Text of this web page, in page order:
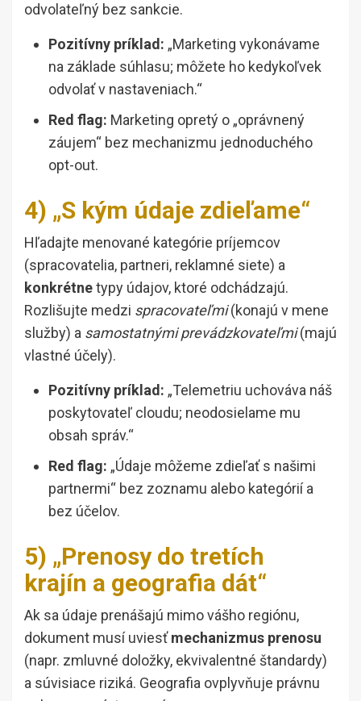
odvolateľný bez sankcie.
Pozitívny príklad: „Marketing vykonávame
na základe súhlasu; môžete ho kedykoľvek
odvolať v nastaveniach.“
Red flag: Marketing opretý o „oprávnený
záujem“ bez mechanizmu jednoduchého
opt-out.
4) „S kým údaje zdieľame“
Hľadajte menované kategórie príjemcov
(spracovatelia, partneri, reklamné siete) a
konkrétnetypy údajov, ktoré odchádzajú.
Rozlišujte medzi spracovateľmi(konajú v mene
služby) a samostatnými prevádzkovateľmi(majú
vlastné účely).
Pozitívny príklad: „Telemetriu uchováva náš
poskytovateľ cloudu; neodosielame mu
obsah správ.“
Red flag: „Údaje môžeme zdieľať s našimi
partnermi“ bez zoznamu alebo kategórií a
bez účelov.
5) „Prenosy do tretích
krajín a geografia dát“
Ak sa údaje prenášajú mimo vášho regiónu,
dokument musí uviesťmechanizmus prenosu
(napr. zmluvné doložky, ekvivalentné štandardy)
a súvisiace riziká. Geografia ovplyvňuje právnu